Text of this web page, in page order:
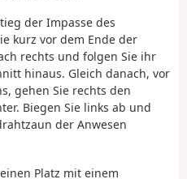
der Impasse des
kurz vor dem Ende der
rechts und folgen Sie ihr
hinaus. Gleich danach, vor
gehen Sie rechts den
Biegen Sie links ab und
der Anwesen
Platz mit einem